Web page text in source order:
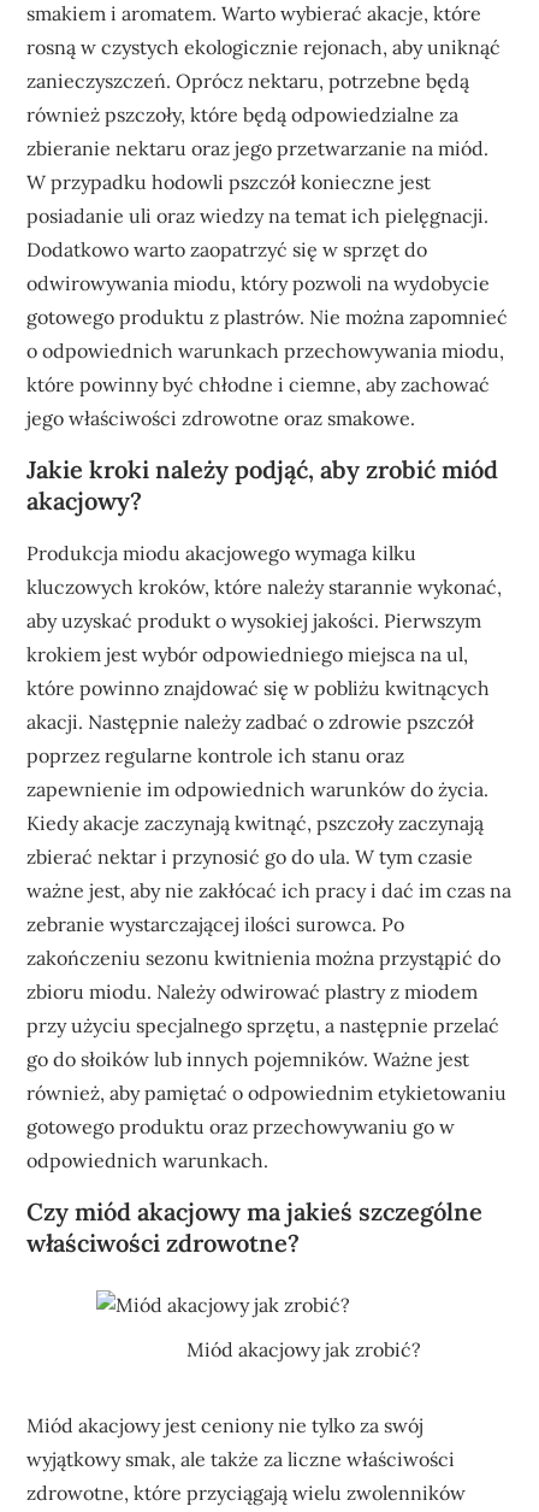
smakiem i aromatem. Warto wybierać akacje, które
rosną w czystych ekologicznie rejonach, aby uniknąć
zanieczyszczeń. Oprócz nektaru, potrzebne będą
również pszczoły, które będą odpowiedzialne za
zbieranie nektaru oraz jego przetwarzanie na miód.
W przypadku hodowli pszczół konieczne jest
posiadanie uli oraz wiedzy na temat ich pielęgnacji.
Dodatkowo warto zaopatrzyć się w sprzęt do
odwirowywania miodu, który pozwoli na wydobycie
gotowego produktu z plastrów. Nie można zapomnieć
o odpowiednich warunkach przechowywania miodu,
które powinny być chłodne i ciemne, aby zachować
jego właściwości zdrowotne oraz smakowe.
Jakie kroki należy podjąć, aby zrobić miód
akacjowy?
Produkcja miodu akacjowego wymaga kilku
kluczowych kroków, które należy starannie wykonać,
aby uzyskać produkt o wysokiej jakości. Pierwszym
krokiem jest wybór odpowiedniego miejsca na ul,
które powinno znajdować się w pobliżu kwitnących
akacji. Następnie należy zadbać o zdrowie pszczół
poprzez regularne kontrole ich stanu oraz
zapewnienie im odpowiednich warunków do życia.
Kiedy akacje zaczynają kwitnąć, pszczoły zaczynają
zbierać nektar i przynosić go do ula. W tym czasie
ważne jest, aby nie zakłócać ich pracy i dać im czas na
zebranie wystarczającej ilości surowca. Po
zakończeniu sezonu kwitnienia można przystąpić do
zbioru miodu. Należy odwirować plastry z miodem
przy użyciu specjalnego sprzętu, a następnie przelać
go do słoików lub innych pojemników. Ważne jest
również, aby pamiętać o odpowiednim etykietowaniu
gotowego produktu oraz przechowywaniu go w
odpowiednich warunkach.
Czy miód akacjowy ma jakieś szczególne
właściwości zdrowotne?
Miód akacjowy jak zrobić?
Miód akacjowy jest ceniony nie tylko za swój
wyjątkowy smak, ale także za liczne właściwości
zdrowotne, które przyciągają wielu zwolenników